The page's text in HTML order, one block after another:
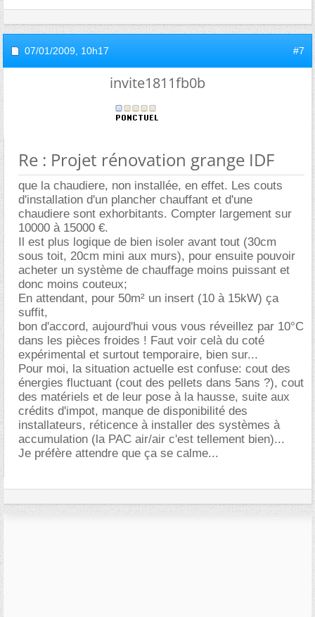
07/01/2009, 10h17 #7
invite1811fb0b
Re : Projet rénovation grange IDF
que la chaudiere, non installée, en effet. Les couts
d'installation d'un plancher chauffant et d'une
chaudiere sont exhorbitants. Compter largement sur
10000 à 15000 €.
Il est plus logique de bien isoler avant tout (30cm
sous toit, 20cm mini aux murs), pour ensuite pouvoir
acheter un système de chauffage moins puissant et
donc moins couteux;
En attendant, pour 50m² un insert (10 à 15kW) ça
suffit,
bon d'accord, aujourd'hui vous vous réveillez par 10°C
dans les pièces froides ! Faut voir celà du coté
expérimental et surtout temporaire, bien sur...
Pour moi, la situation actuelle est confuse: cout des
énergies fluctuant (cout des pellets dans 5ans ?), cout
des matériels et de leur pose à la hausse, suite aux
crédits d'impot, manque de disponibilité des
installateurs, réticence à installer des systèmes à
accumulation (la PAC air/air c'est tellement bien)...
Je préfère attendre que ça se calme...